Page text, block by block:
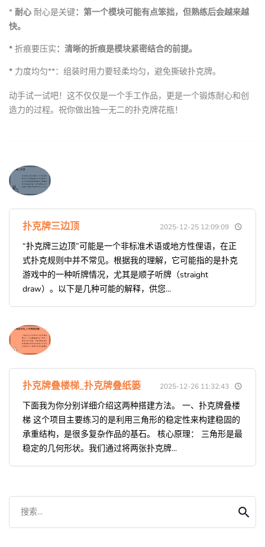
* 耐心 耐心是关键：第一个模块可能有点笨拙，但熟练后会越来越
快。
* 折痕要压实：清晰的折痕是模块紧密结合的前提。
* 力度均匀**：组装时用力要轻柔均匀，避免撕破扑克牌。
动手试一试吧！这不仅仅是一个手工作品，更是一个锻炼耐心和创
造力的过程。祝你做出独一无二的扑克牌花瓶！
扑克牌三边顶 2025-12-25 12:09:09
“扑克牌三边顶”可能是一个非标准术语或地方性俚语，在正
式扑克规则中并不常见。根据我的理解，它可能指的是扑克
游戏中的一种听牌情况，尤其是顺子听牌（straight
draw）。以下是几种可能的解释，供您...
扑克牌叠楼梯_扑克牌叠纸篓 2025-12-26 11:32:43
下面我为你分别详细介绍这两种搭建方法。 一、扑克牌叠楼
梯 这个项目主要练习的是利用三角形的稳定性来构建稳固的
承重结构，是很多复杂作品的基石。 核心原理： 三角形是最
稳定的几何形状。我们通过将两张扑克牌...
搜索...